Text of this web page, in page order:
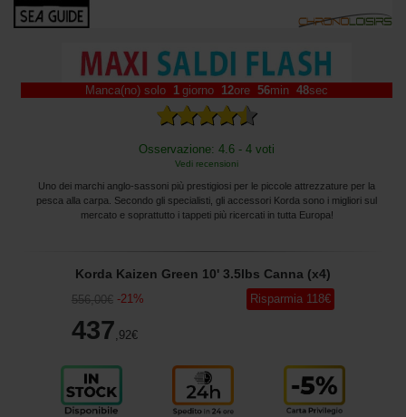
Manca(no) solo 1 giorno 12ore 56min 47sec
Osservazione: 4.6 - 4 voti
Vedi recensioni
Uno dei marchi anglo-sassoni più prestigiosi per le piccole attrezzature per la
pesca alla carpa. Secondo gli specialisti, gli accessori Korda sono i migliori sul
mercato e soprattutto i tappeti più ricercati in tutta Europa!
Korda Kaizen Green 10' 3.5lbs Canna (x4)
556,00€ -21%
437,92€
Risparmia 118€